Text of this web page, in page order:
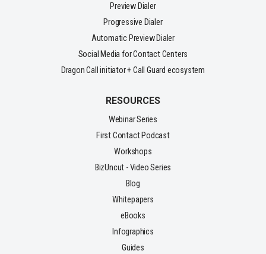
Preview Dialer
Progressive Dialer
Automatic Preview Dialer
Social Media for Contact Centers
Dragon Call initiator + Call Guard ecosystem
RESOURCES
Webinar Series
First Contact Podcast
Workshops
BizUncut - Video Series
Blog
Whitepapers
eBooks
Infographics
Guides